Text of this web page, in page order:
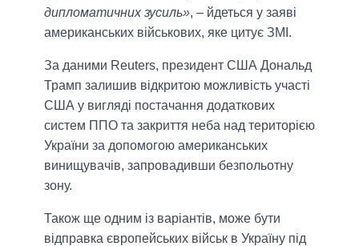
дипломатичних зусиль», – йдеться у заяві
американських військових, яке цитує ЗМІ.
За даними Reuters, президент США Дональд
Трамп залишив відкритою можливість участі
США у вигляді постачання додаткових
систем ППО та закриття неба над територією
України за допомогою американських
винищувачів, запровадивши безпольотну
зону.
Також ще одним із варіантів, може бути
відправка європейських військ в Україну під